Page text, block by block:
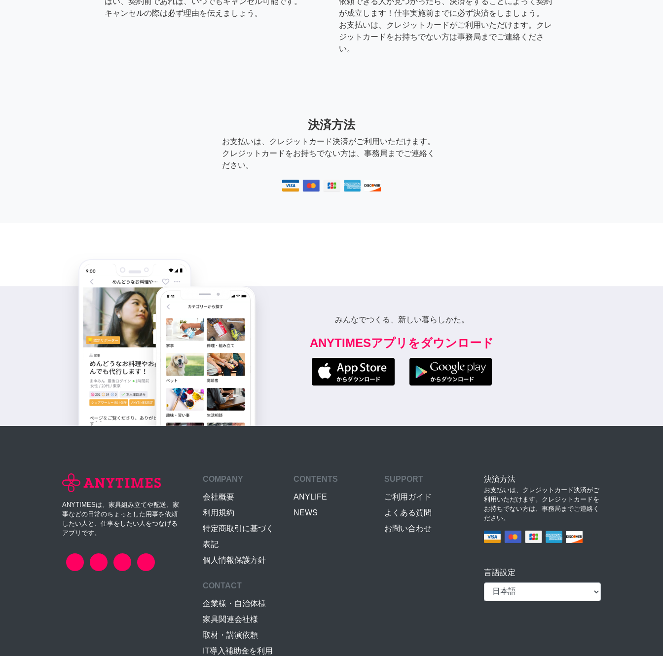
キャンセルの際は必ず理由を伝えましょう。
が成立します！仕事実施前までに必ず決済をしましょう。
お支払いは、クレジットカードがご利用いただけます。クレ
ジットカードをお持ちでない方は事務局までご連絡くださ
い。
決済方法
お支払いは、クレジットカード決済がご利用いただけます。
クレジットカードをお持ちでない方は、事務局までご連絡く
ださい。
みんなでつくる、新しい暮らしかた。
ANYTIMESアプリをダウンロード
ANYTIMESは、家具組み立てや配送、家
事などの日常のちょっとした用事を依頼
したい人と、仕事をしたい人をつなげる
アプリです。
COMPANY
会社概要
利用規約
特定商取引に基づく
表記
個人情報保護方針
CONTENTS
ANYLIFE
NEWS
SUPPORT
ご利用ガイド
よくある質問
お問い合わせ
CONTACT
企業様・自治体様
家具関連会社様
取材・講演依頼
IT導入補助金を利用
決済方法
お支払いは、クレジットカード決済がご
利用いただけます。クレジットカードを
お持ちでない方は、事務局までご連絡く
ださい。
言語設定